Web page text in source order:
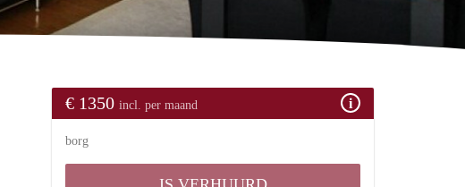
€ 1350 incl. per maand
borg